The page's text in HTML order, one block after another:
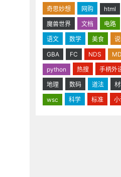
奇思妙想
网购 html
魔兽世界
文档 电路
语文
数学 美食
GBA
FC NDS MD
python
热搜 手柄外
地理
数码 道法
wsc
科学 标准